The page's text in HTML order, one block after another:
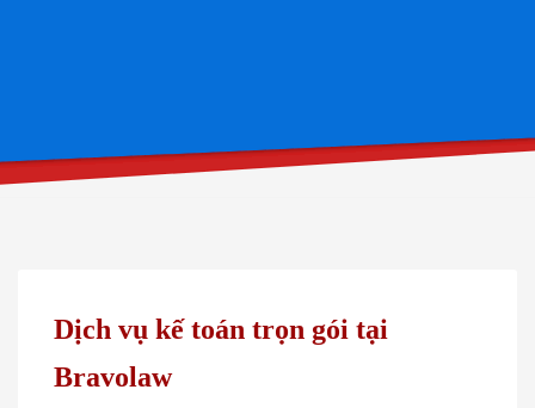
Dịch vụ kế toán trọn gói tại
Bravolaw